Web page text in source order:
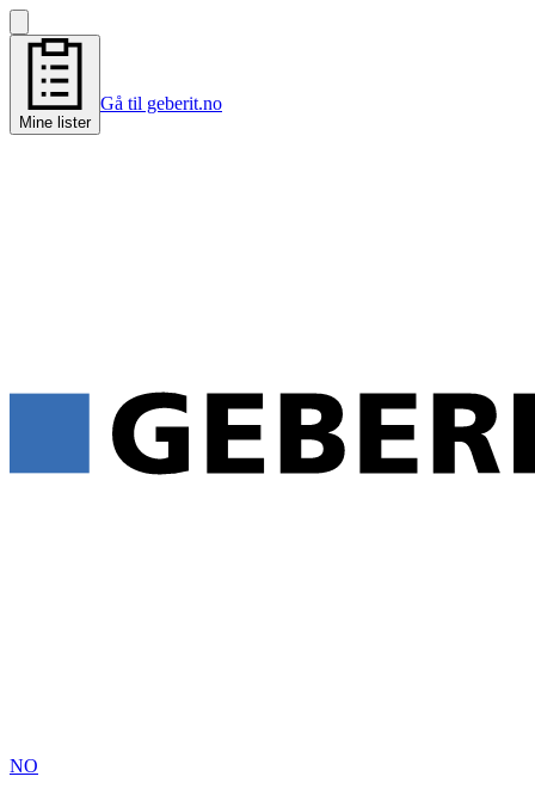
Mine lister
Gå til geberit.no
NO